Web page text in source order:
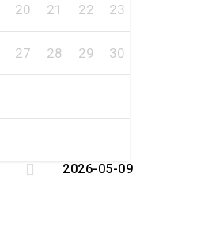
20 21 22 23
27 28 29 30
 2026-05-09